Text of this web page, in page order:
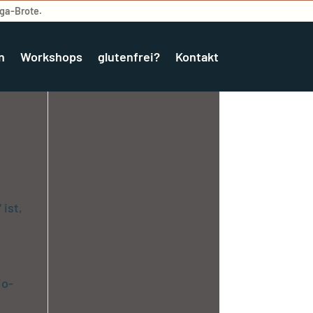
Brote.
Workshops glutenfrei? Kontakt
ist,